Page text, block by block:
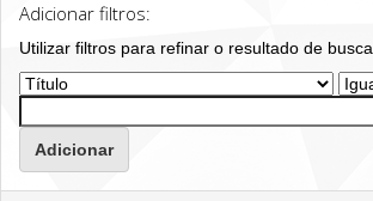
Adicionar filtros:
Utilizar filtros para refinar o resultado de busca.